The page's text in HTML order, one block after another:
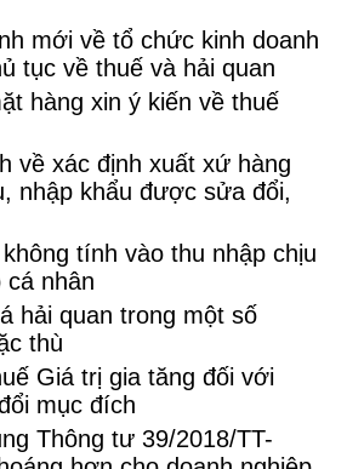
mới về tổ chức kinh doanh
tục về thuế và hải quan
hàng xin ý kiến về thuế
về xác định xuất xứ hàng
nhập khẩu được sửa đổi,
tính vào thu nhập chịu
cá nhân
hải quan trong một số
thù
Giá trị gia tăng đối với
mục đích
Thông tư 39/2018/TT-